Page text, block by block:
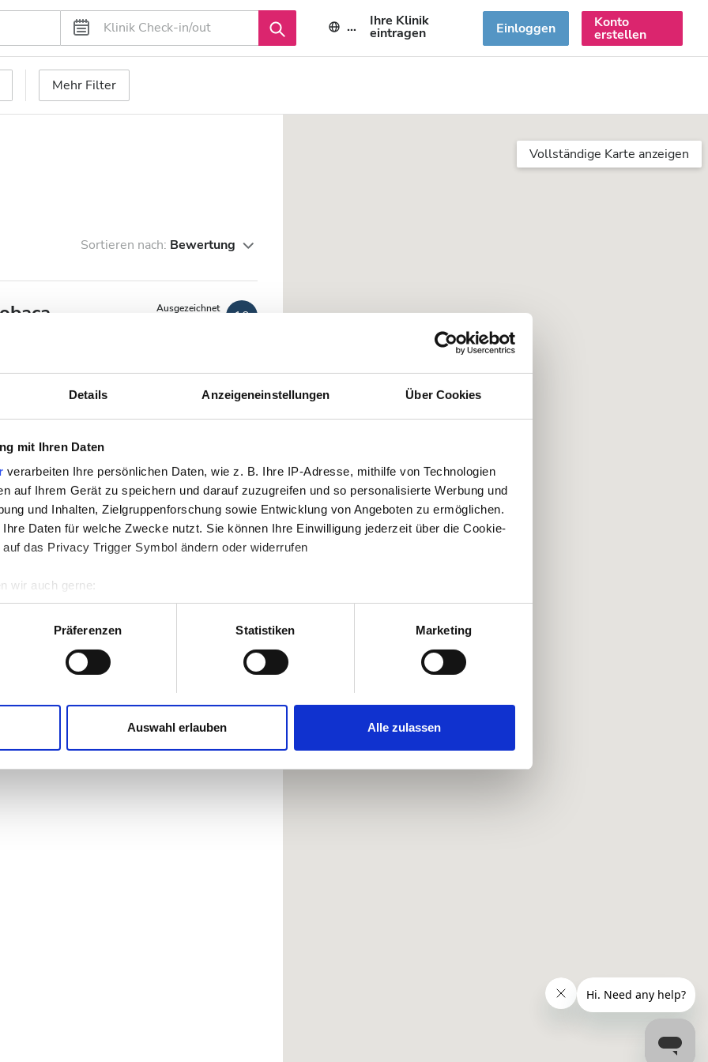
Details Anzeigeneinstellungen Über Cookies
mit Ihren Daten
verarbeiten Ihre persönlichen Daten, wie z. B. Ihre IP-Adresse, mithilfe von Technologien
auf Ihrem Gerät zu speichern und darauf zuzugreifen und so personalisierte Werbung und
und Inhalten, Zielgruppenforschung sowie Entwicklung von Angeboten zu ermöglichen.
Daten für welche Zwecke nutzt. Sie können Ihre Einwilligung jederzeit über die Cookie-
das Privacy Trigger Symbol ändern oder widerrufen
wir auch gerne:
geografische Lage erfassen, welche bis auf einige Meter genau sein können
Scannen nach bestimmten Merkmalen (Fingerprinting) identifizieren
Ihre persönlichen Daten verarbeitet werden, und legen Sie Ihre Präferenzen imAbschnitt
und Anzeigen zu personalisieren, Funktionen für soziale Medien anbieten zu können
zu analysieren. Außerdem geben wir Informationen zu Ihrer Verwendung unserer
Präferenzen Statistiken Marketing
Auswahl erlauben Alle zulassen
DE Ihre Klinik
eintragen Einloggen Konto
erstellen
Mehr Filter
Sortieren nach: Bewertung
Ausgezeichnet
10
WiFi
TV-Bildschirme
Reservieren
Vollständige Karte anzeigen